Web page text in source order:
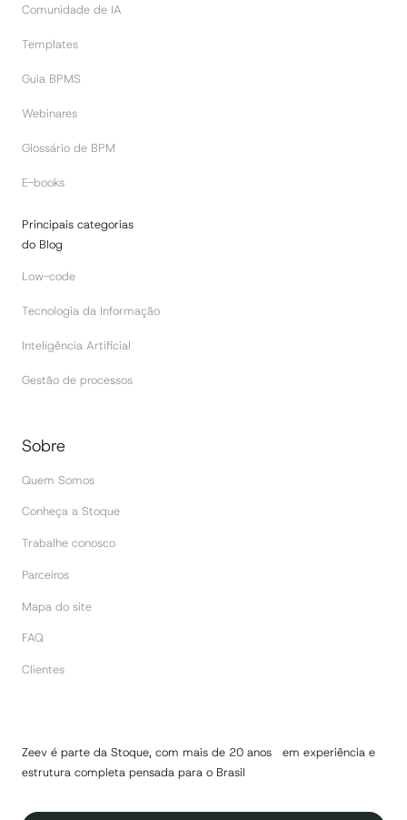
Comunidade de IA
Templates
Guia BPMS
Webinares
Glossário de BPM
E-books
Principais categorias
do Blog
Low-code
Tecnologia da Informação
Inteligência Artificial
Gestão de processos
Sobre
Quem Somos
Conheça a Stoque
Trabalhe conosco
Parceiros
Mapa do site
FAQ
Clientes
Zeev é parte da Stoque, com mais de 20 anos em experiência e
estrutura completa pensada para o Brasil